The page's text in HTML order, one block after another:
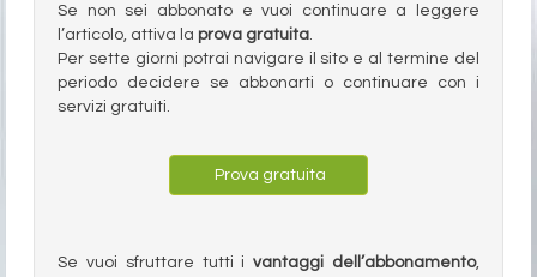
Se non sei abbonato e vuoi continuare a leggere
l’articolo, attiva la prova gratuita.
Per sette giorni potrai navigare il sito e al termine del
periodo decidere se abbonarti o continuare con i
servizi gratuiti.
Prova gratuita
Se vuoi sfruttare tutti ivantaggi dell’abbonamento,